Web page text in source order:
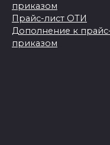
приказом
Прайс-лист ОТИ
Дополнение к
приказом